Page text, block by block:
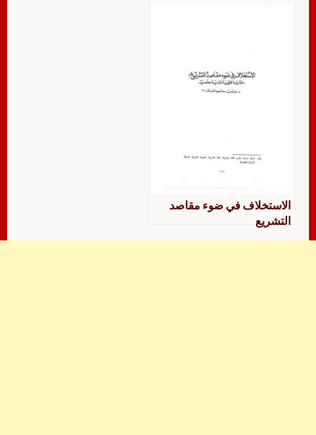
الاستخلاف في ضوء مقاصد
التشريع